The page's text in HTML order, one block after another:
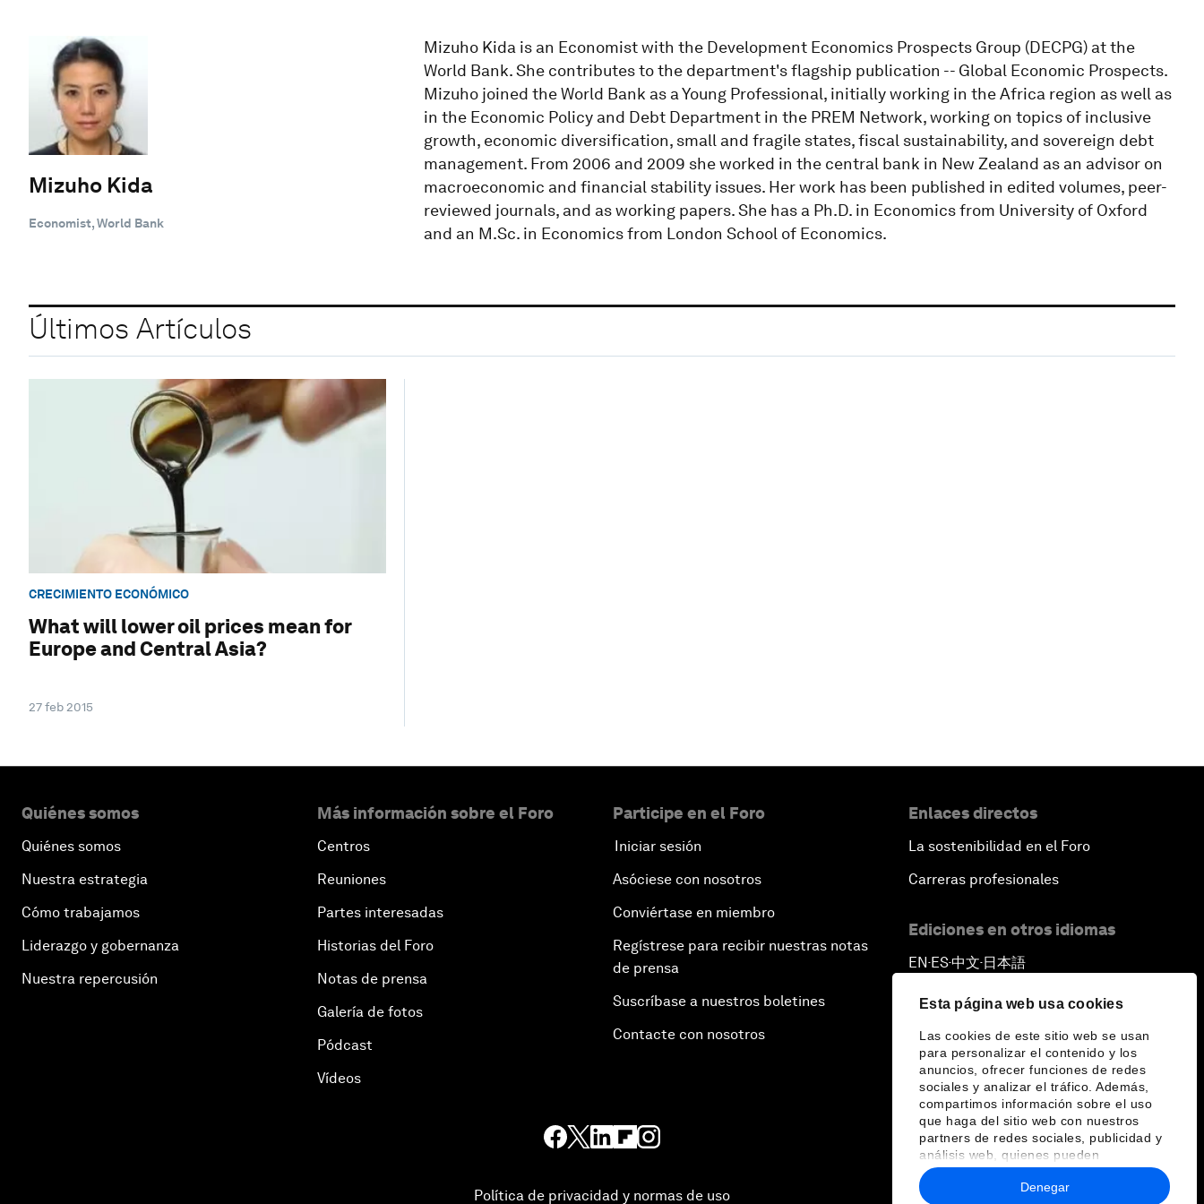
Esta página web usa cookies
Las cookies de este sitio web se usan
para personalizar el contenido y los
anuncios, ofrecer funciones de redes
sociales y analizar el tráfico. Además,
compartimos información sobre el uso
que haga del sitio web con nuestros
partners de redes sociales, publicidad y
análisis web, quienes pueden
combinarla con otra información que les
haya proporcionado o que hayan
Denegar
Mizuho Kida
Economist, World Bank
Mizuho Kida is an Economist with the Development Economics Prospects Group (DECPG) at the
World Bank. She contributes to the department's flagship publication -- Global Economic Prospects.
Mizuho joined the World Bank as a Young Professional, initially working in the Africa region as well as
in the Economic Policy and Debt Department in the PREM Network, working on topics of inclusive
growth, economic diversification, small and fragile states, fiscal sustainability, and sovereign debt
management. From 2006 and 2009 she worked in the central bank in New Zealand as an advisor on
macroeconomic and financial stability issues. Her work has been published in edited volumes, peer-
reviewed journals, and as working papers. She has a Ph.D. in Economics from University of Oxford
and an M.Sc. in Economics from London School of Economics.
Últimos Artículos
CRECIMIENTO ECONÓMICO
What will lower oil prices mean for
Europe and Central Asia?
27 feb 2015
Quiénes somos
Quiénes somos
Nuestra estrategia
Cómo trabajamos
Liderazgo y gobernanza
Nuestra repercusión
Más información sobre el Foro
Centros
Reuniones
Partes interesadas
Historias del Foro
Notas de prensa
Galería de fotos
Pódcast
Vídeos
Participe en el Foro
Iniciar sesión
Asóciese con nosotros
Conviértase en miembro
Regístrese para recibir nuestras notas
de prensa
Suscríbase a nuestros boletines
Contacte con nosotros
Enlaces directos
La sostenibilidad en el Foro
Carreras profesionales
Ediciones en otros idiomas
EN ▪ ES▪中文▪ 日本語
Política de privacidad y normas de uso